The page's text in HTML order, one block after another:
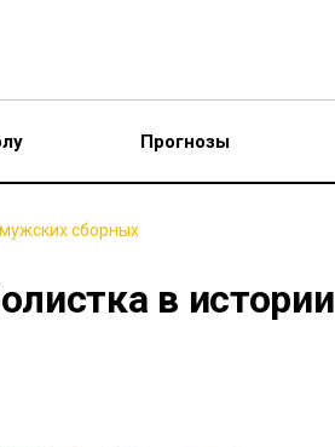
Прогнозы
сборных
в истории